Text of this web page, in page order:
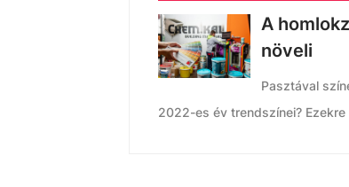
A
növeli
Pasztával
2022-es év trendszínei?